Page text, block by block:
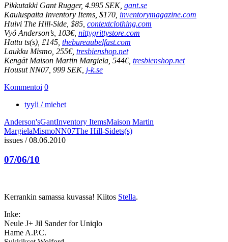
Pikkutakki Gant Rugger, 4.995 SEK, gant.se
Kauluspaita Inventory Items, $170, inventorymagazine.com
Huivi The Hill-Side, $85, contextclothing.com
Vyö Anderson’s, 103€, nittygrittystore.com
Hattu ts(s), £145, thebureaubelfast.com
Laukku Mismo, 255€, tresbienshop.net
Kengät Maison Martin Margiela, 544€, tresbienshop.net
Housut NN07, 999 SEK, j-k.se
Kommentoi 0
tyyli / miehet
Anderson'sGantInventory ItemsMaison Martin
MargielaMismoNN07The Hill-Sidets(s)
issues /08.06.2010
07/06/10
Kerrankin samassa kuvassa! Kiitos Stella.
Inke:
Neule J+ Jil Sander for Uniqlo
Hame A.P.C.